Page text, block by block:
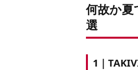
何故か夏
選
1｜